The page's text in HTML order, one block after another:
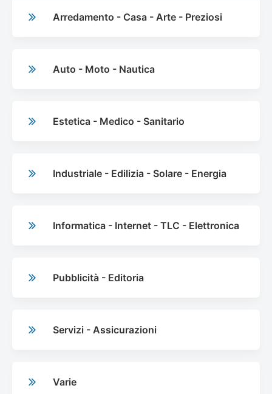
Arredamento - Casa - Arte - Preziosi
Auto - Moto - Nautica
Estetica - Medico - Sanitario
Industriale - Edilizia - Solare - Energia
Informatica - Internet - TLC - Elettronica
Pubblicità - Editoria
Servizi - Assicurazioni
Varie